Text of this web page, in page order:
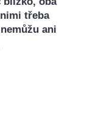
třeba
ani